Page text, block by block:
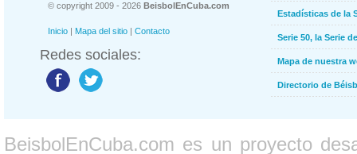
© copyright 2009 - 2026 BeisbolEnCuba.com
Inicio | Mapa del sitio | Contacto
Redes sociales:
Estadísticas de la
Serie 50, la Serie
Mapa de nuestra
Directorio de
BeisbolEnCuba.com es un proyecto